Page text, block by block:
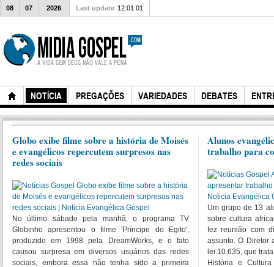
NOTÍCIA PREGAÇÕES VARIEDADES DEBATES
08 07 2026 Last update 12:01:01
Globo exibe filme sobre a história de Moisés
e evangélicos repercutem surpresos nas
redes sociais
No último sábado pela manhã, o programa TV
Globinho apresentou o filme 'Príncipe do Egito',
produzido em 1998 pela DreamWorks, e o fato
causou surpresa em diversos usuários das redes
sociais, embora essa não tenha sido a primeira
Alunos
trabalho para
Um grupo de 13
sobre cultura
fez reunião com
assunto. O Diretor
lei 10.635, que
História e